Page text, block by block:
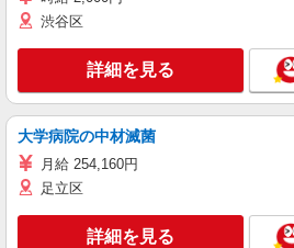
渋谷区
詳細を見る
大学病院の中材滅菌
月給 254,160円
足立区
詳細を見る